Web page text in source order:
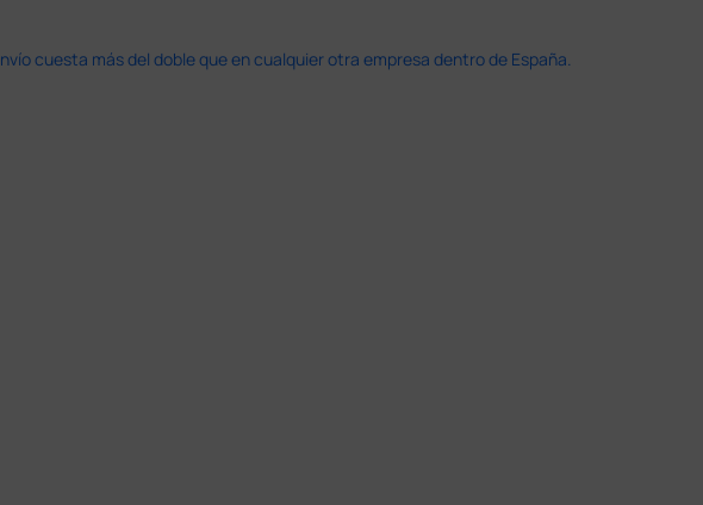
cuesta más del doble que en cualquier otra empresa dentro de España.